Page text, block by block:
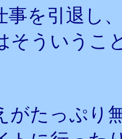
事を引退し
そういうこ
がたっぷり